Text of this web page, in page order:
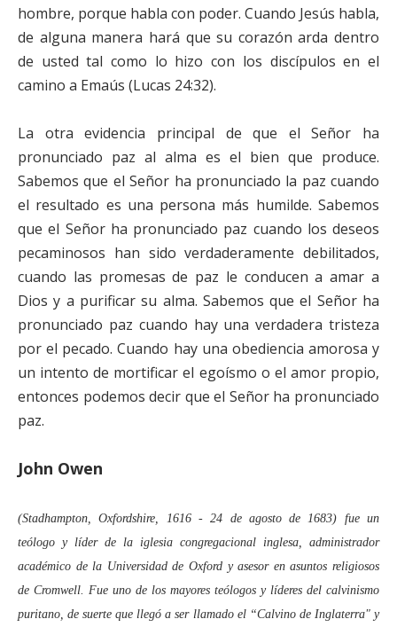
hombre, porque habla con poder. Cuando Jesús habla,
de alguna manera hará que su corazón arda dentro
de usted tal como lo hizo con los discípulos en el
camino a Emaús (Lucas 24:32).
La otra evidencia principal de que el Señor ha
pronunciado paz al alma es el bien que produce.
Sabemos que el Señor ha pronunciado la paz cuando
el resultado es una persona más humilde. Sabemos
que el Señor ha pronunciado paz cuando los deseos
pecaminosos han sido verdaderamente debilitados,
cuando las promesas de paz le conducen a amar a
Dios y a purificar su alma. Sabemos que el Señor ha
pronunciado paz cuando hay una verdadera tristeza
por el pecado. Cuando hay una obediencia amorosa y
un intento de mortificar el egoísmo o el amor propio,
entonces podemos decir que el Señor ha pronunciado
paz.
John Owen
(Stadhampton, Oxfordshire, 1616 - 24 de agosto de 1683) fue un
teólogo y líder de la iglesia congregacional inglesa, administrador
académico de la Universidad de Oxford y asesor en asuntos religiosos
de Cromwell. Fue uno de los mayores teólogos y líderes del calvinismo
puritano, de suerte que llegó a ser llamado el “Calvino de Inglaterra" y